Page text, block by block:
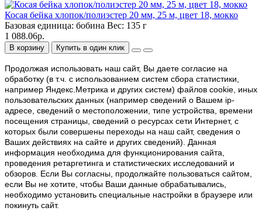
Косая бейка хлопок/полиэстер 20 мм, 25 м, цвет 18, мокко
Базовая единица: бобина Вес: 135 г
1 088.06р.
В корзину Купить в один клик
Продолжая использовать наш cайт, Вы даете согласие на
обработку (в т.ч. с использованием систем сбора статистики,
например Яндекс.Метрика и других систем) файлов cookie, иных
пользовательских данных (например сведений о Вашем ip-
адресе, сведений о местоположении, типе устройства, времени
посещения страницы, сведений о ресурсах сети Интернет, с
которых были совершены переходы на наш сайт, сведения о
Ваших действиях на сайте и других сведений). Данная
информация необходима для функционирования сайта,
проведения ретаргетинга и статистических исследований и
обзоров. Если Вы согласны, продолжайте пользоваться сайтом,
если Вы не хотите, чтобы Ваши данные обрабатывались,
необходимо установить специальные настройки в браузере или
покинуть сайт.